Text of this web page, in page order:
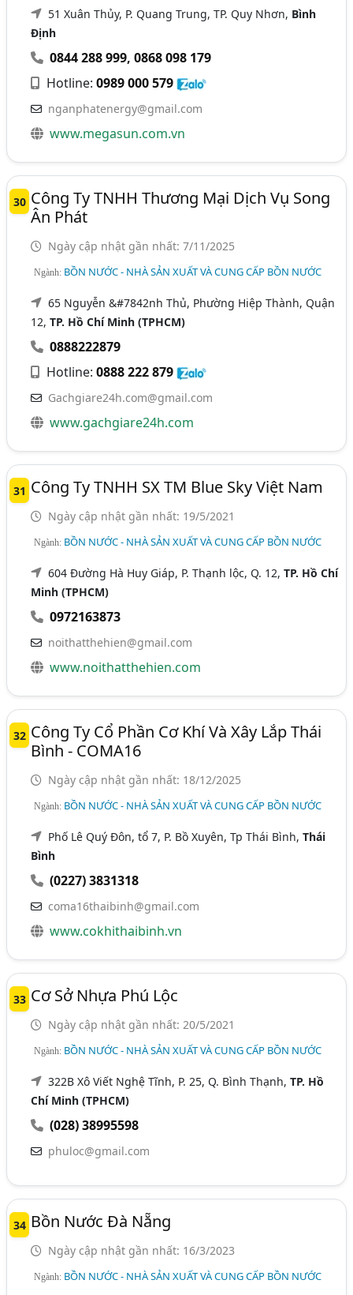
51 Xuân Thủy, P. Quang Trung, TP. Quy Nhơn, Bình
Định
0844 288 999,0868 098 179
Hotline:0989 000 579
nganphatenergy@gmail.com
www.megasun.com.vn
30 Công Ty TNHH Thương Mại Dịch Vụ Song
Ân Phát
Ngày cập nhật gần nhất: 7/11/2025
Ngành: BỒN NƯỚC - NHÀ SẢN XUẤT VÀ CUNG CẤP BỒN NƯỚC
65 Nguyễn &#7842nh Thủ, Phường Hiệp Thành, Quận
12,TP. Hồ Chí Minh (TPHCM)
0888222879
Hotline:0888 222 879
Gachgiare24h.com@gmail.com
www.gachgiare24h.com
31 Công Ty TNHH SX TM Blue Sky Việt Nam
Ngày cập nhật gần nhất: 19/5/2021
Ngành: BỒN NƯỚC - NHÀ SẢN XUẤT VÀ CUNG CẤP BỒN NƯỚC
604 Đường Hà Huy Giáp, P. Thạnh lộc, Q. 12,TP. Hồ Chí
Minh (TPHCM)
0972163873
noithatthehien@gmail.com
www.noithatthehien.com
32 Công Ty Cổ Phần Cơ Khí Và Xây Lắp Thái
Bình - COMA16
Ngày cập nhật gần nhất: 18/12/2025
Ngành: BỒN NƯỚC - NHÀ SẢN XUẤT VÀ CUNG CẤP BỒN NƯỚC
Phố Lê Quý Đôn, tổ 7, P. Bồ Xuyên, Tp Thái Bình,Thái
Bình
(0227) 3831318
coma16thaibinh@gmail.com
www.cokhithaibinh.vn
33 Cơ Sở Nhựa Phú Lộc
Ngày cập nhật gần nhất: 20/5/2021
Ngành: BỒN NƯỚC - NHÀ SẢN XUẤT VÀ CUNG CẤP BỒN NƯỚC
322B Xô Viết Nghệ Tĩnh, P. 25, Q. Bình Thạnh,TP. Hồ
Chí Minh (TPHCM)
(028) 38995598
phuloc@gmail.com
34 Bồn Nước Đà Nẵng
Ngày cập nhật gần nhất: 16/3/2023
Ngành: BỒN NƯỚC - NHÀ SẢN XUẤT VÀ CUNG CẤP BỒN NƯỚC